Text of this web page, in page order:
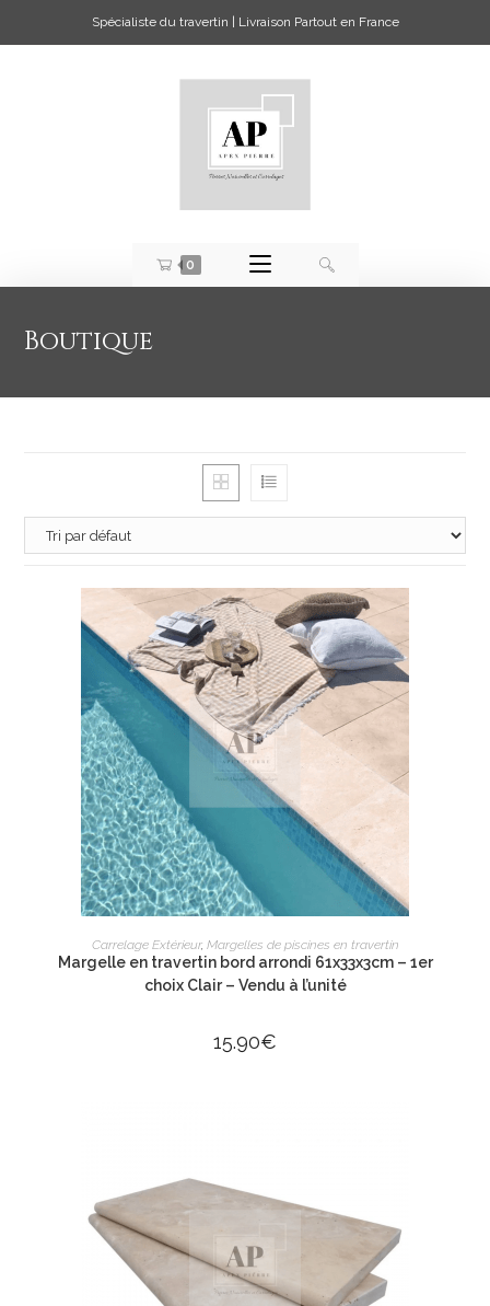
Spécialiste du travertin | Livraison Partout en France
0
Boutique
AJOUTER AU PANIER
Carrelage Extérieur, Margelles de piscines en travertin
Margelle en travertin bord arrondi 61x33x3cm – 1er
choix Clair – Vendu à l’unité
15.90€